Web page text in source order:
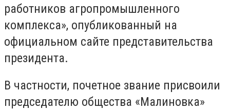
работников агропромышленного
комплекса», опубликованный на
официальном сайте представительства
президента.
В частности, почетное звание присвоили
председателю общества «Малиновка»